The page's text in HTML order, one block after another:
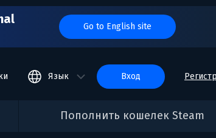
Go to English site
Язык вход
Пополнить кошелек Steam